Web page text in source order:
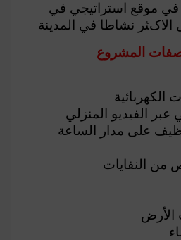
ﻓﻲ ﻣﻮﻗﻊ اﺳﺘﺮاﺗﻴﺠﻲ ﻓﻲ
اﻻکﺜﺮ ﻧﺸﺎﻃﺎ ﻓﻲ اﻟﻤﺪﯾﻨﺔ
المشروع
عبر الفيديو المنزلي
على مدار الساعة
النفايات
الأرض